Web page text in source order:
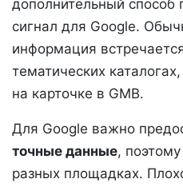
дополнительный способ
сигнал для Google.
информация
тематических
на карточке в GMB.
Для Google важно
точные данные,
разных площадках.